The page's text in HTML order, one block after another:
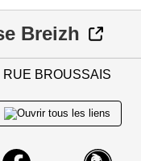
Breizh
RUE BROUSSAIS